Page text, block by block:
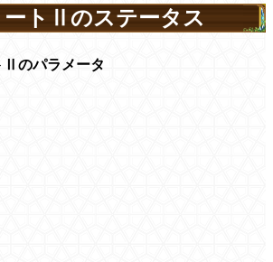
ートⅡのステータス
Ⅱのパラメータ